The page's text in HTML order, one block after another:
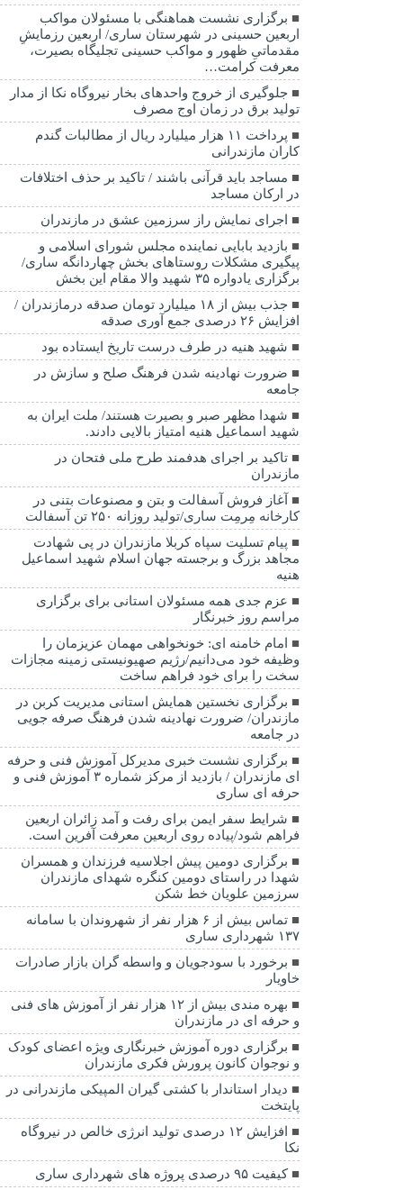
برگزاری نشست هماهنگی با مسئولان مواکب
اربعین حسینی در شهرستان ساری/ اربعین رزمایشِ
مقدماتیِ ظهور و مواکب حسینی تجلیگاه بصیرت،
معرفت کرامت…
جلوگیری از خروج واحدهای بخار نیروگاه نکا از مدار
تولید برق در زمان اوج مصرف
پرداخت ۱۱ هزار میلیارد ریال از مطالبات گندم
کاران مازندرانی
مساجد باید قرآنی باشند / تاکید بر حذف اختلافات
در ارکان مساجد
اجرای نمایش راز سرزمین عشق در مازندران
بازدید بابایی نماینده مجلس شورای اسلامی و
پیگیری مشکلات روستاهای بخش چهاردانگه ساری/
برگزاری یادواره ۳۵ شهید والا مقام این بخش
جذب بیش از ۱۸ میلیارد تومان صدقه درمازندران /
افزایش ۲۶ درصدی جمع آوری صدقه
شهید هنیه در طرف درست تاریخ ایستاده بود
ضرورت نهادینه شدن فرهنگ صلح و سازش در
جامعه
شهدا مظهر صبر و بصیرت هستند/ ملت ایران به
شهید اسماعیل هنیه امتیاز بالایی دادند.
تاکید بر اجرای هدفمند طرح ملی فتحان در
مازندران
آغاز فروش آسفالت و بتن و مصنوعات بتنی در
کارخانه مِرمِت ساری/تولید روزانه ۲۵۰ تن آسفالت
پیام تسلیت سپاه کربلا مازندران در پی شهادت
مجاهد بزرگ و برجسته جهان اسلام شهید اسماعیل
هنیه
عزم جدی همه مسئولان استانی برای برگزاری
مراسم روز خبرنگار
امام خامنه ای: خونخواهی مهمان عزیزمان را
وظیفه خود می‌دانیم/رژیم صهیونیستی زمینه مجازات
سخت را برای خود فراهم ساخت
برگزاری نخستین همایش استانی مدیریت کربن در
مازندران/ ضرورت نهادینه شدن فرهنگ صرفه جویی
در جامعه
برگزاری نشست خبری مدیرکل آموزش فنی و حرفه
ای مازندران / بازدید از مرکز شماره ۳ آموزش فنی و
حرفه ای ساری
شرایط سفر ایمن برای رفت و آمد زائران اربعین
فراهم شود/پیاده روی اربعین معرفت آفرین است.
برگزاری دومین پیش اجلاسیه فرزندان و همسران
شهدا در راستای دومین کنگره شهدای مازندران
سرزمین علویان خط شکن
تماس بیش از ۶ هزار نفر از شهروندان با سامانه
۱۳۷ شهرداری ساری
برخورد با سودجویان و واسطه گران بازار صادرات
خاویار
بهره مندی بیش از ۱۲ هزار نفر از آموزش های فنی
و حرفه ای در مازندران
برگزاری دوره آموزش خبرنگاری ویژه اعضای کودک
و نوجوان کانون پرورش فکری مازندران
دیدار استاندار با کشتی گیران المپیکی مازندرانی در
پایتخت
افزایش ۱۲ درصدی تولید انرژی خالص در نیروگاه
نکا
کیفیت ۹۵ درصدی پروژه های شهرداری ساری